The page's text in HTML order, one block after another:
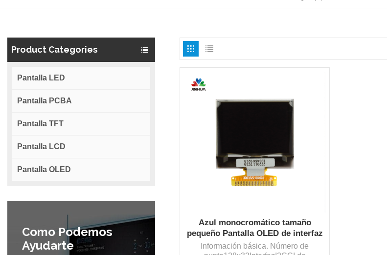
Product Categories
Pantalla LED
Pantalla PCBA
Pantalla TFT
Pantalla LCD
Pantalla OLED
Como Podemos
Ayudarte
Azul monocromático tamaño
pequeño Pantalla OLED de interfaz
FPC I2C de 0,91 pulgadas Precio
Información básica. Número de